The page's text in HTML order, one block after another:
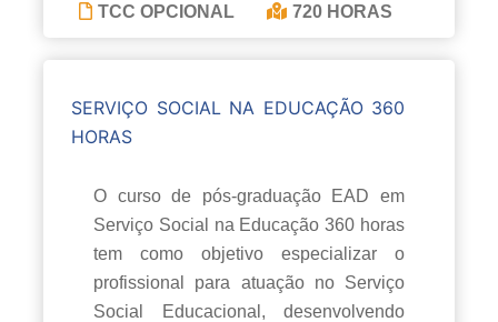
TCC OPCIONAL
720 HORAS
SERVIÇO SOCIAL NA EDUCAÇÃO 360
HORAS
O curso de pós-graduação EAD em
Serviço Social na Educação 360 horas
tem como objetivo especializar o
profissional para atuação no Serviço
Social Educacional, desenvolvendo